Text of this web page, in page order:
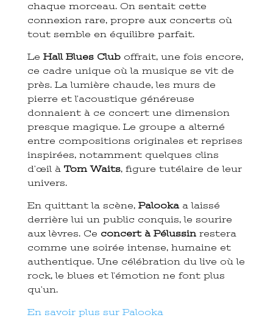
chaque morceau. On sentait cette
connexion rare, propre aux concerts où
tout semble en équilibre parfait.
Le Hall Blues Cluboffrait, une fois encore,
ce cadre unique où la musique se vit de
près. La lumière chaude, les murs de
pierre et l’acoustique généreuse
donnaient à ce concert une dimension
presque magique. Le groupe a alterné
entre compositions originales et reprises
inspirées, notamment quelques clins
d’œil à Tom Waits, figure tutélaire de leur
univers.
En quittant la scène, Palookaa laissé
derrière lui un public conquis, le sourire
aux lèvres. Ce concert à Pélussinrestera
comme une soirée intense, humaine et
authentique. Une célébration du live où le
rock, le blues et l’émotion ne font plus
qu’un.
En savoir plus sur Palooka